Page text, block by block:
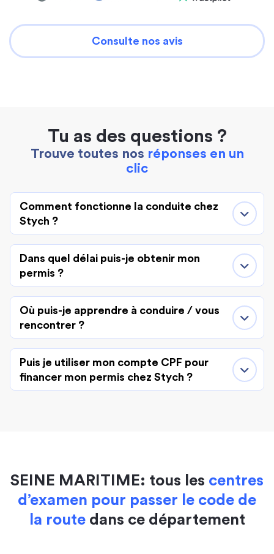
Consulte nos avis
Tu as des questions ?
Trouve toutes nos réponses en un
clic
Comment fonctionne la conduite chez
Stych ?
Dans quel délai puis-je obtenir mon
permis ?
Où puis-je apprendre à conduire / vous
rencontrer ?
Puis je utiliser mon compte CPF pour
financer mon permis chez Stych ?
SEINE MARITIME: tous les centres
d’examen pour passer le code de
la routedans ce département